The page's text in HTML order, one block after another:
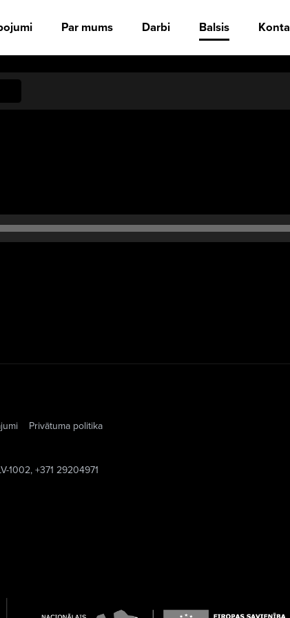
Par mums Darbi Balsis
Privātuma politika
1002, +371 29204971